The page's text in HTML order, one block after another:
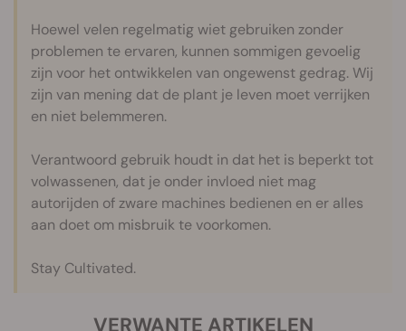
Hoewel velen regelmatig wiet gebruiken zonder
problemen te ervaren, kunnen sommigen gevoelig
zijn voor het ontwikkelen van ongewenst gedrag. Wij
zijn van mening dat de plant je leven moet verrijken
en niet belemmeren.
Verantwoord gebruik houdt in dat het is beperkt tot
volwassenen, dat je onder invloed niet mag
autorijden of zware machines bedienen en er alles
aan doet om misbruik te voorkomen.
Stay Cultivated.
VERWANTE ARTIKELEN